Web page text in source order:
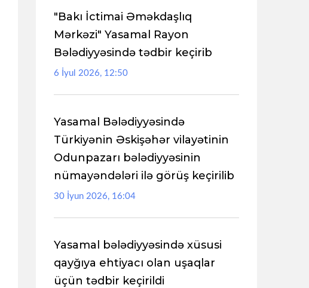
"Bakı İctimai Əməkdaşlıq
Mərkəzi" Yasamal Rayon
Bələdiyyəsində tədbir keçirib
6 İyul 2026, 12:50
Yasamal Bələdiyyəsində
Türkiyənin Əskişəhər vilayətinin
Odunpazarı bələdiyyəsinin
nümayəndələri ilə görüş keçirilib
30 İyun 2026, 16:04
Yasamal bələdiyyəsində xüsusi
qayğıya ehtiyacı olan uşaqlar
üçün tədbir keçirildi